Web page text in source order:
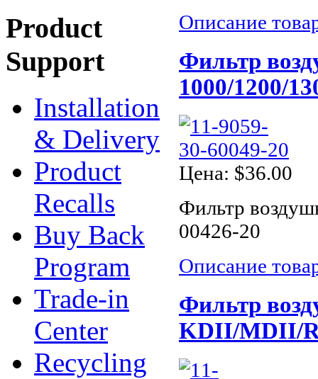
Описание
Фильтр
1000/1200/
Цена: $36.00
Фильтр
00426-20
Описание
Фильтр
KDII/MDII/
Product
Support
Installation
& Delivery
Product
Recalls
Buy Back
Program
Trade-in
Center
Recycling